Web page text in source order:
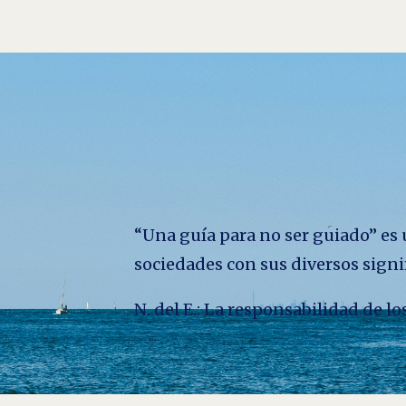
“Una guía para no ser guiado”
sociedades con sus diversos
N. del E.: La responsabilidad de